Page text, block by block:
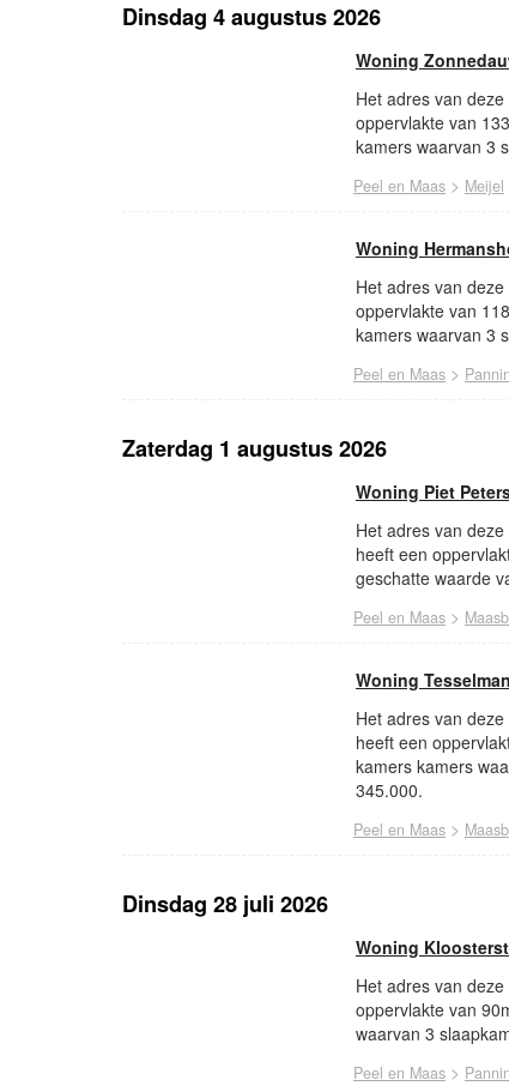
Dinsdag 4 augustus 2026
Woning
Het adres van
oppervlakte van
kamers waarvan 3
Peel en Maas > Meijel
Woning
Het adres van
oppervlakte van
kamers waarvan 3
Peel en Maas >
Zaterdag 1 augustus 2026
Woning Piet
Het adres van
heeft een
geschatte waarde
Peel en Maas >
Woning
Het adres van
heeft een
kamers kamers
345.000.
Peel en Maas >
Dinsdag 28 juli 2026
Woning
Het adres van
oppervlakte van
waarvan 3
Peel en Maas >